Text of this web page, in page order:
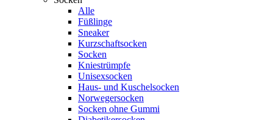
Alle
Füßlinge
Sneaker
Kurzschaftsocken
Socken
Kniestrümpfe
Unisexsocken
Haus- und Kuschelsocken
Norwegersocken
Socken ohne Gummi